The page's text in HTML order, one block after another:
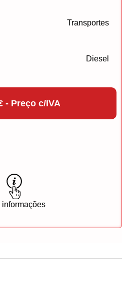
Transportes
Diesel
- Preço c/IVA
informações